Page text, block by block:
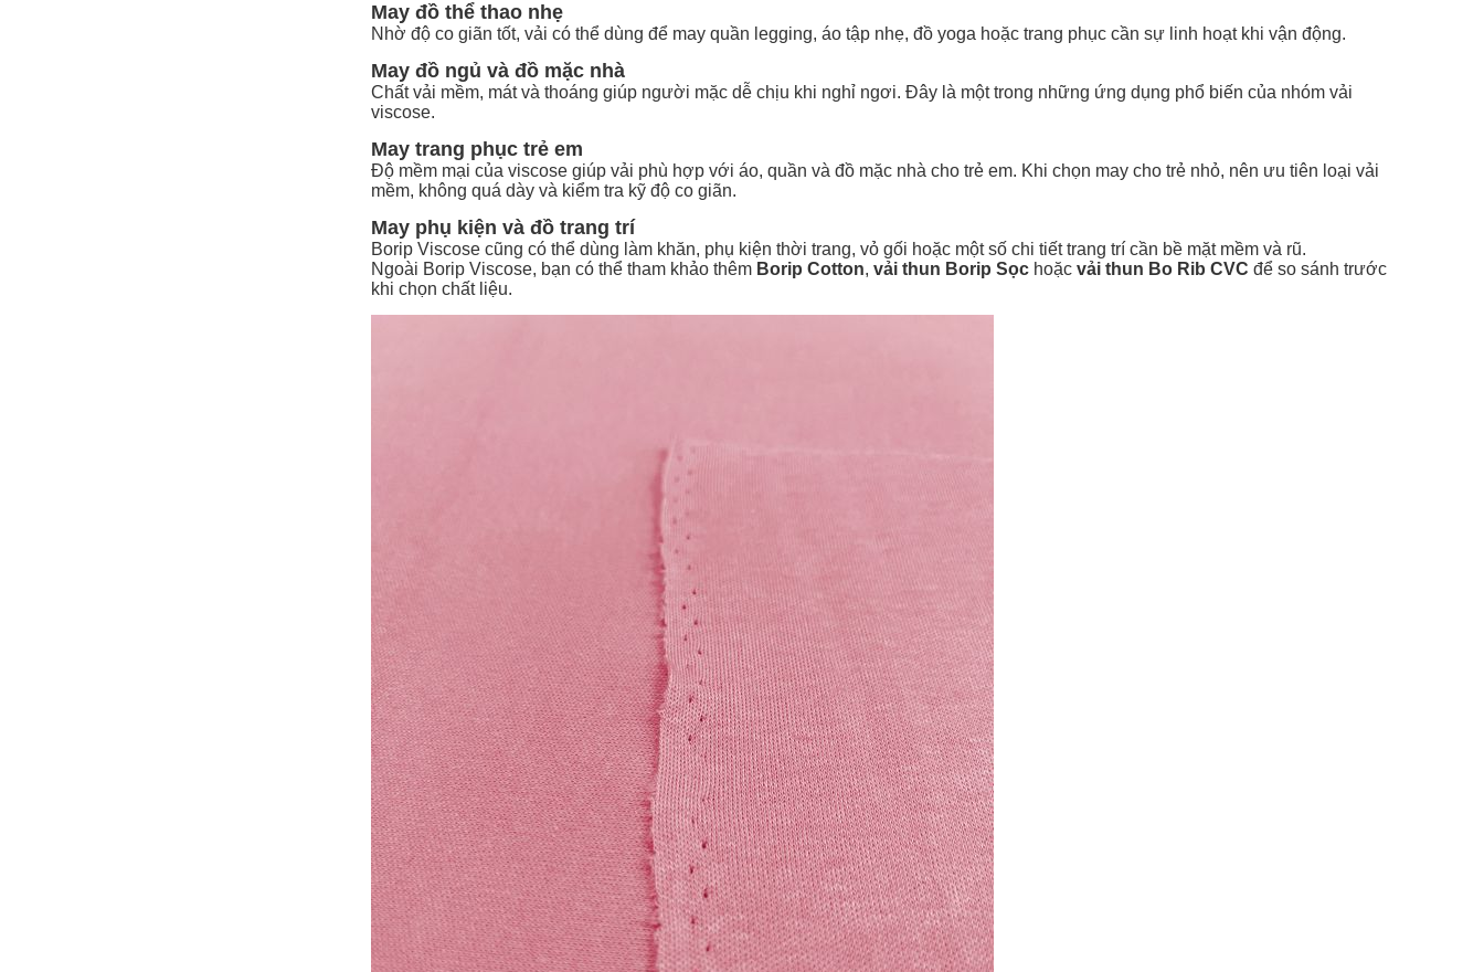
May đồ thể thao nhẹ
Nhờ độ co giãn tốt, vải có thể dùng để may quần legging, áo tập nhẹ, đồ yoga hoặc trang phục cần sự linh hoạt khi vận động.
May đồ ngủ và đồ mặc nhà
Chất vải mềm, mát và thoáng giúp người mặc dễ chịu khi nghỉ ngơi. Đây là một trong những ứng dụng phổ biến của nhóm vải
viscose.
May trang phục trẻ em
Độ mềm mại của viscose giúp vải phù hợp với áo, quần và đồ mặc nhà cho trẻ em. Khi chọn may cho trẻ nhỏ, nên ưu tiên loại vải
mềm, không quá dày và kiểm tra kỹ độ co giãn.
May phụ kiện và đồ trang trí
Borip Viscose cũng có thể dùng làm khăn, phụ kiện thời trang, vỏ gối hoặc một số chi tiết trang trí cần bề mặt mềm và rũ.
Ngoài Borip Viscose, bạn có thể tham khảo thêm Borip Cotton, vải thun Borip Sọc hoặc vải thun Bo Rib CVC để so sánh trước
khi chọn chất liệu.